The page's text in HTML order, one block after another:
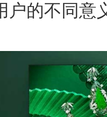
户的不同意